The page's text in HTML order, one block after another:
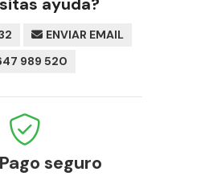
ENVIAR EMAIL
989 520
Pago seguro